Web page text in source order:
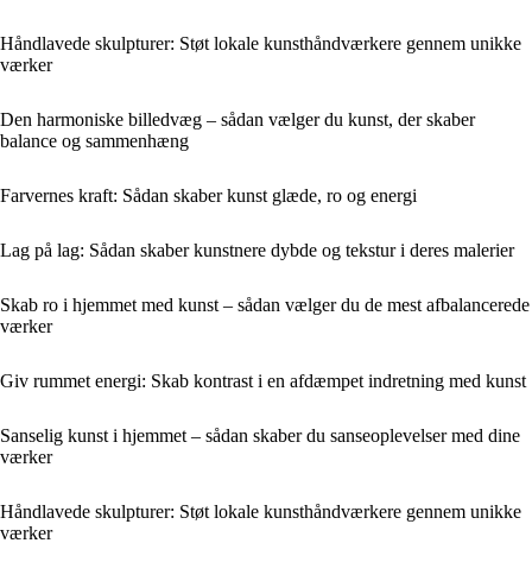
Håndlavede skulpturer: Støt lokale kunsthåndværkere gennem unikke
værker
Den harmoniske billedvæg – sådan vælger du kunst, der skaber
balance og sammenhæng
Farvernes kraft: Sådan skaber kunst glæde, ro og energi
Lag på lag: Sådan skaber kunstnere dybde og tekstur i deres malerier
Skab ro i hjemmet med kunst – sådan vælger du de mest afbalancerede
værker
Giv rummet energi: Skab kontrast i en afdæmpet indretning med kunst
Sanselig kunst i hjemmet – sådan skaber du sanseoplevelser med dine
værker
Håndlavede skulpturer: Støt lokale kunsthåndværkere gennem unikke
værker